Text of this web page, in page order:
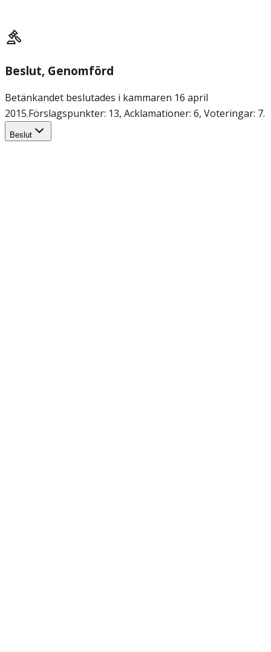
Beslut, Genomförd
Betänkandet beslutades i kammaren 16 april
2015.Förslagspunkter: 13, Acklamationer: 6, Voteringar: 7.
Beslut